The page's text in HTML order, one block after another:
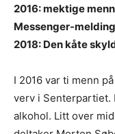
2016: mektige
Messenger-
2018: Den kåte
I 2016 var ti menn
verv i Senterpartiet.
alkohol. Litt over